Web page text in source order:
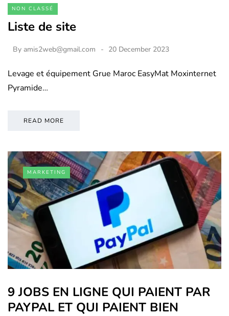
NON CLASSÉ
Liste de site
By amis2web@gmail.com 20 December 2023
Levage et équipement Grue Maroc EasyMat Moxinternet
Pyramide…
READ MORE
MARKETING
9 JOBS EN LIGNE QUI PAIENT PAR
PAYPAL ET QUI PAIENT BIEN